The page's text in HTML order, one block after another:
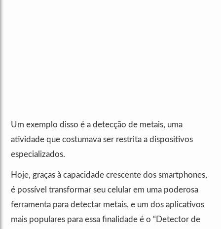
Um exemplo disso é a detecção de metais, uma
atividade que costumava ser restrita a dispositivos
especializados.
Hoje, graças à capacidade crescente dos smartphones,
é possível transformar seu celular em uma poderosa
ferramenta para detectar metais, e um dos aplicativos
mais populares para essa finalidade é o “Detector de